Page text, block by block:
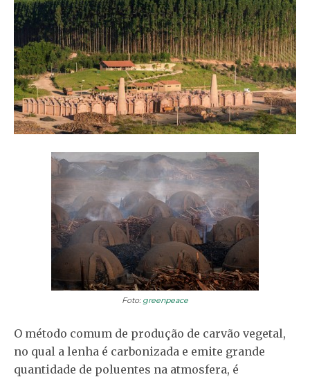
Foto: greenpeace
O método comum de produção de carvão vegetal,
no qual a lenha é carbonizada e emite grande
quantidade de poluentes na atmosfera, é